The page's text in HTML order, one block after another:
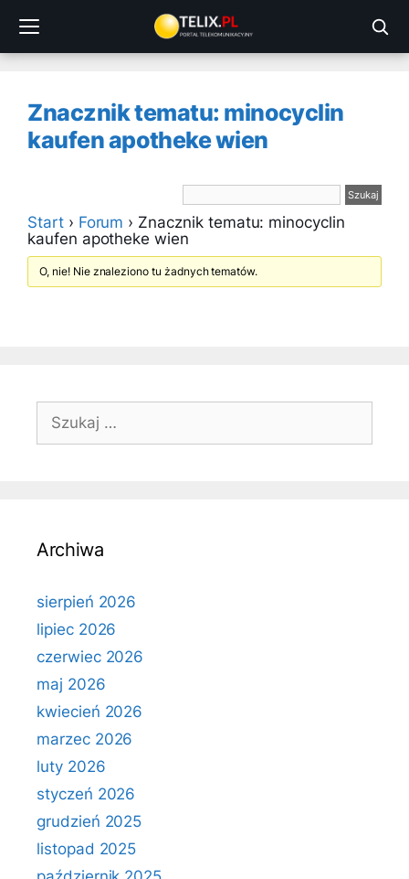
treści
Znacznik tematu: minocyclin
kaufen apotheke wien
Start › Forum › Znacznik tematu: minocyclin
kaufen apotheke wien
O, nie! Nie znaleziono tu żadnych tematów.
Szukaj:
Archiwa
sierpień 2026
lipiec 2026
czerwiec 2026
maj 2026
kwiecień 2026
marzec 2026
luty 2026
styczeń 2026
grudzień 2025
listopad 2025